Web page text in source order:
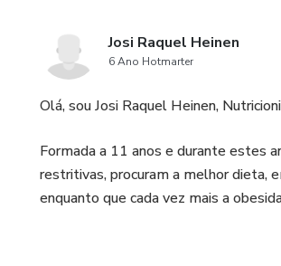
Josi Raquel Heinen
6 Ano Hotmarter
Olá, sou Josi Raquel Heinen,
Formada a 11 anos e durante estes
restritivas, procuram a melhor dieta,
enquanto que cada vez mais a